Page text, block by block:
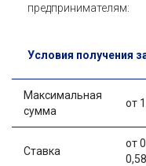
предпринимателям:
Условия получения
Максимальная
сумма
от
Ставка
от